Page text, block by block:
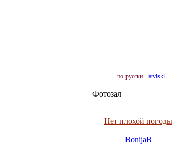
по-русски latviski
Фотозал
Нет плохой погоды
BonijaB